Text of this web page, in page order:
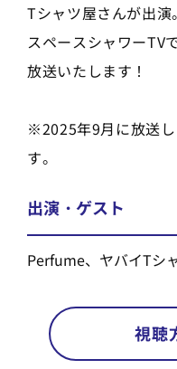
Tシャツ屋さんが出演。
スペースシャワーTV
放送いたします！
※2025年9月に放送
す。
出演・ゲスト
Perfume、ヤバイTシ
視聴